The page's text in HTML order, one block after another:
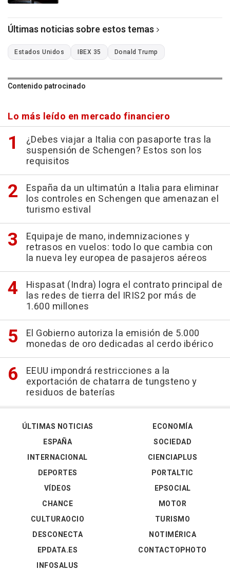
Últimas noticias sobre estos temas
Estados Unidos IBEX 35 Donald Trump
Contenido patrocinado
Lo más leído en mercado financiero
¿Debes viajar a Italia con pasaporte tras la
suspensión de Schengen? Estos son los
requisitos
España da un ultimatún a Italia para eliminar
los controles en Schengen que amenazan el
turismo estival
Equipaje de mano, indemnizaciones y
retrasos en vuelos: todo lo que cambia con
la nueva ley europea de pasajeros aéreos
Hispasat (Indra) logra el contrato principal de
las redes de tierra del IRIS2 por más de
1.600 millones
El Gobierno autoriza la emisión de 5.000
monedas de oro dedicadas al cerdo ibérico
EEUU impondrá restricciones a la
exportación de chatarra de tungsteno y
residuos de baterías
ÚLTIMAS NOTICIAS
ESPAÑA
INTERNACIONAL
DEPORTES
VÍDEOS
ECONOMÍA
SOCIEDAD
CIENCIAPLUS
PORTALTIC
EPSOCIAL
CHANCE
CULTURAOCIO
DESCONECTA
EPDATA.ES
INFOSALUS
MOTOR
TURISMO
NOTIMÉRICA
CONTACTOPHOTO